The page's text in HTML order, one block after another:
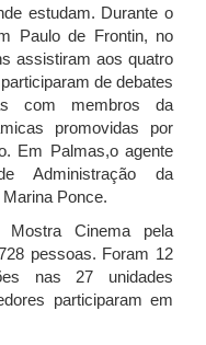
estudam. Durante o
Paulo de Frontin, no
assistiram aos quatro
de debates
com membros da
promovidas por
Em Palmas,o agente
Administração da
Ponce.
Cinema pela
pessoas. Foram 12
nas 27 unidades
participaram em